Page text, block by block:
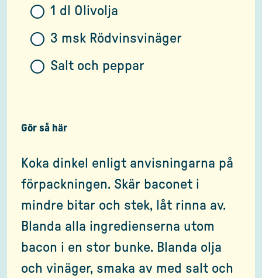
1 dl Olivolja
3 msk Rödvinsvinäger
Salt och peppar
Gör så här
Koka dinkel enligt anvisningarna på
förpackningen. Skär baconet i
mindre bitar och stek, låt rinna av.
Blanda alla ingredienserna utom
bacon i en stor bunke. Blanda olja
och vinäger, smaka av med salt och